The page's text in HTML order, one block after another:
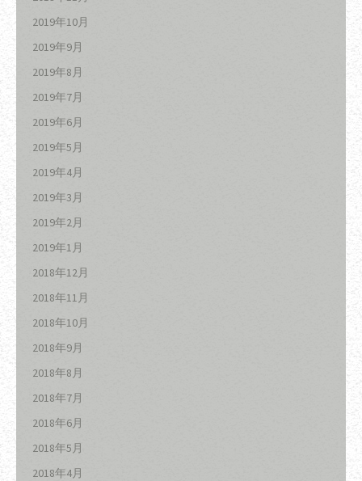
2019年10月
2019年9月
2019年8月
2019年7月
2019年6月
2019年5月
2019年4月
2019年3月
2019年2月
2019年1月
2018年12月
2018年11月
2018年10月
2018年9月
2018年8月
2018年7月
2018年6月
2018年5月
2018年4月